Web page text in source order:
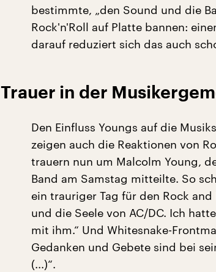
bestimmte, „den Sound und die
Rock'n'Roll auf Platte bannen:
darauf reduziert sich das auch
Trauer in der
Den Einfluss Youngs auf die
zeigen auch die Reaktionen von
trauern nun um Malcolm Young,
Band am Samstag mitteilte. So
ein trauriger Tag für den Rock
und die Seele von AC/DC. Ich
mit ihm.“ Und Whitesnake-
Gedanken und Gebete sind bei
(...)“.